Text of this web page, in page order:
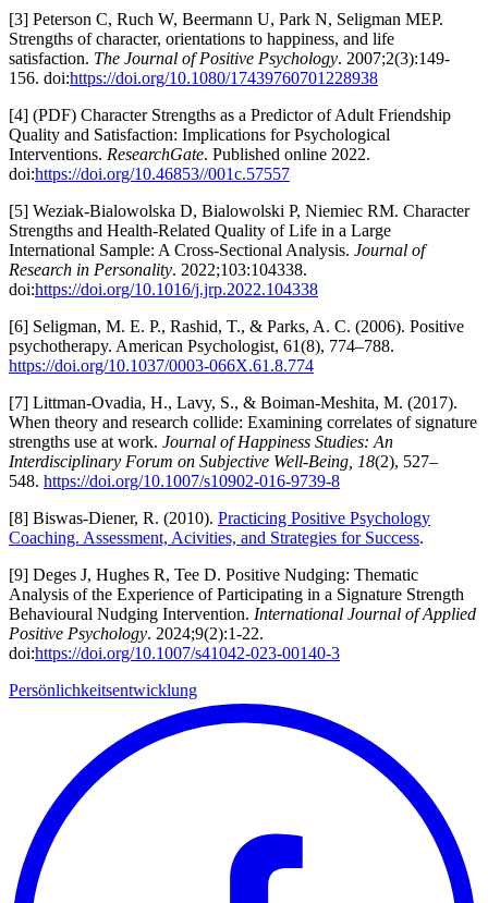
[3] Peterson C, Ruch W, Beermann U, Park N, Seligman MEP.
Strengths of character, orientations to happiness, and life
satisfaction. The Journal of Positive Psychology. 2007;2(3):149-
156. doi:https://doi.org/10.1080/17439760701228938
[4] (PDF) Character Strengths as a Predictor of Adult Friendship
Quality and Satisfaction: Implications for Psychological
Interventions. ResearchGate. Published online 2022.
doi:https://doi.org/10.46853//001c.57557
[5] Weziak-Bialowolska D, Bialowolski P, Niemiec RM. Character
Strengths and Health-Related Quality of Life in a Large
International Sample: A Cross-Sectional Analysis. Journal of
Research in Personality. 2022;103:104338.
doi:https://doi.org/10.1016/j.jrp.2022.104338
[6] Seligman, M. E. P., Rashid, T., & Parks, A. C. (2006). Positive
psychotherapy. American Psychologist, 61(8), 774–788.
https://doi.org/10.1037/0003-066X.61.8.774
[7] Littman-Ovadia, H., Lavy, S., & Boiman-Meshita, M. (2017).
When theory and research collide: Examining correlates of signature
strengths use at work. Journal of Happiness Studies: An
Interdisciplinary Forum on Subjective Well-Being, 18(2), 527–
548. https://doi.org/10.1007/s10902-016-9739-8
[8] Biswas-Diener, R. (2010). Practicing Positive Psychology
Coaching. Assessment, Acivities, and Strategies for Success.
[9] Deges J, Hughes R, Tee D. Positive Nudging: Thematic
Analysis of the Experience of Participating in a Signature Strength
Behavioural Nudging Intervention. International Journal of Applied
Positive Psychology. 2024;9(2):1-22.
doi:https://doi.org/10.1007/s41042-023-00140-3
Persönlichkeitsentwicklung